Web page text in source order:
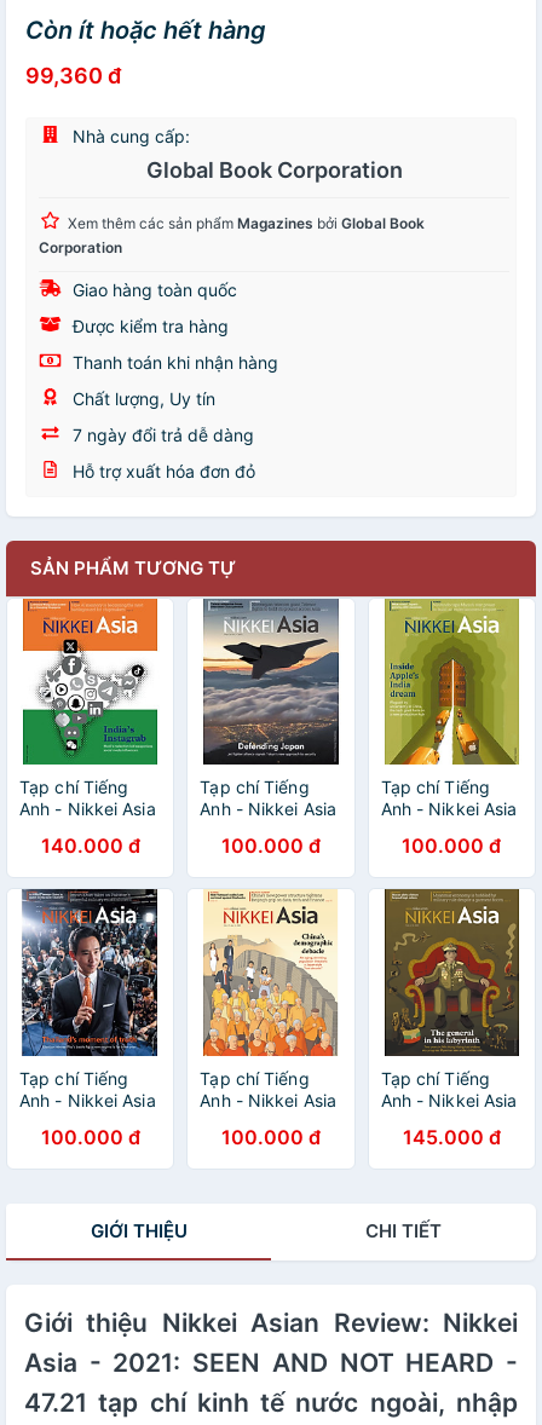
Còn ít hoặc hết hàng
99,360 đ
Nhà cung cấp:
Global Book Corporation
Xem thêm các sản phẩm Magazines bởi Global Book
Corporation
Giao hàng toàn quốc
Được kiểm tra hàng
Thanh toán khi nhận hàng
Chất lượng, Uy tín
7 ngày đổi trả dễ dàng
Hỗ trợ xuất hóa đơn đỏ
SẢN PHẨM TƯƠNG TỰ
Tạp chí Tiếng
Anh - Nikkei Asia
INDIA'S
INSTAGRAB
140.000 đ
Tạp chí Tiếng
Anh - Nikkei Asia
DEFENDING
JAPAN
100.000 đ
Tạp chí Tiếng
Anh - Nikkei Asia
INSIDE APPLE’S
INDIA DREAM
100.000 đ
Tạp chí Tiếng
Anh - Nikkei Asia
THAILAND'S
MOMENT OF
100.000 đ
Tạp chí Tiếng
Anh - Nikkei Asia
CHINA'S
DEMOGRAPHIC
100.000 đ
Tạp chí Tiếng
Anh - Nikkei Asia
GENERAL IN HIS
LABYRINTH
145.000 đ
GIỚI THIỆU CHI TIẾT
Giới thiệu Nikkei Asian Review: Nikkei
Asia - 2021: SEEN AND NOT HEARD -
47.21 tạp chí kinh tế nước ngoài, nhập